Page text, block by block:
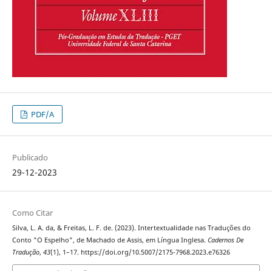
PDF/A
Publicado
29-12-2023
Como Citar
Silva, L. A. da, & Freitas, L. F. de. (2023). Intertextualidade nas Traduções do
Conto "O Espelho", de Machado de Assis, em Língua Inglesa. Cadernos De
Tradução, 43(1), 1–17. https://doi.org/10.5007/2175-7968.2023.e76326